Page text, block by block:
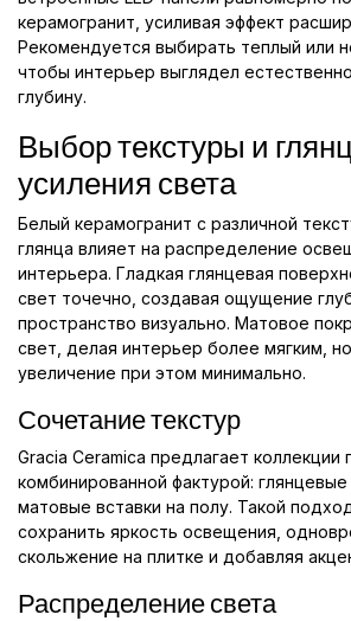
керамогранит, усиливая эффект
Рекомендуется выбирать теплый или
чтобы интерьер выглядел
глубину.
Выбор текстуры и
усиления света
Белый керамогранит с различной
глянца влияет на распределение
интерьера. Гладкая глянцевая
свет точечно, создавая ощущение
пространство визуально. Матовое
свет, делая интерьер более мягким,
увеличение при этом минимально.
Сочетание текстур
Gracia Ceramica предлагает коллекции
комбинированной фактурой:
матовые вставки на полу. Такой
сохранить яркость освещения,
скольжение на плитке и добавляя
Распределение света